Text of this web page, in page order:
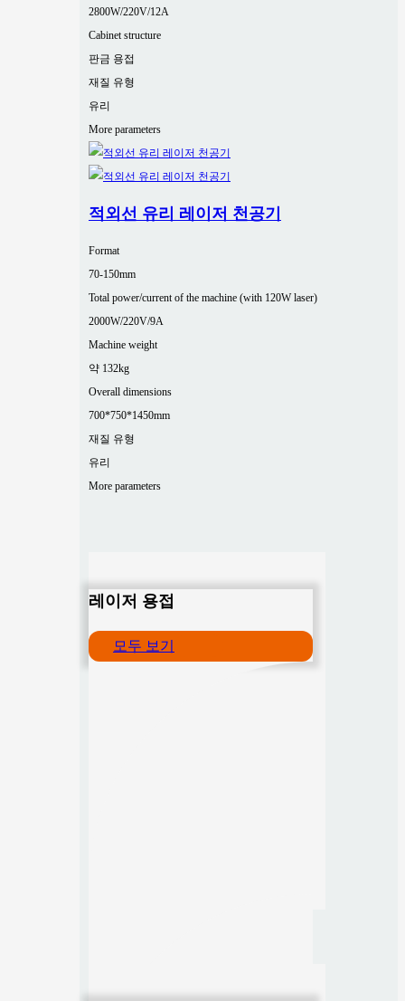
2800W/220V/12A
Cabinet structure
판금 용접
재질 유형
유리
More parameters
적외선 유리 레이저 천공기
Format
70-150mm
Total power/current of the machine (with 120W laser)
2000W/220V/9A
Machine weight
약 132kg
Overall dimensions
700*750*1450mm
재질 유형
유리
More parameters
레이저 용접
모두 보기